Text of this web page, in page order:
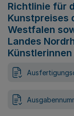
Richtlinie für
Kunstpreises
Westfalen
Landes